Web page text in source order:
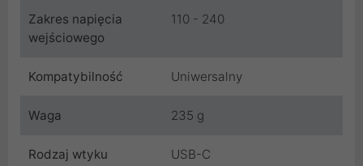
Zakres napięcia
wejściowego
110 - 240
Kompatybilność Uniwersalny
Waga 235 g
Rodzaj wtyku USB-C